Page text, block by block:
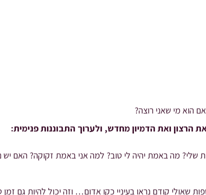
הוא מי שאני רוצה?
ואת הדמיון מחדש, ולערוך התבוננות פנימית:
שלי? מה באמת יהיה לי טוב? למה אני באמת זקוקה? האם יש
שאולי קודם נראו בעיניי כקו אדום… וזה יכול להיות גם